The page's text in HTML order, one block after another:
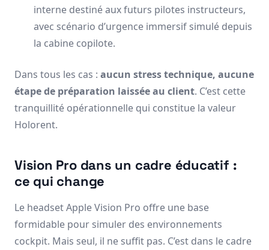
interne destiné aux futurs pilotes instructeurs,
avec scénario d’urgence immersif simulé depuis
la cabine copilote.
Dans tous les cas : aucun stress technique, aucune
étape de préparation laissée au client. C’est cette
tranquillité opérationnelle qui constitue la valeur
Holorent.
Vision Pro dans un cadre éducatif :
ce qui change
Le headset Apple Vision Pro offre une base
formidable pour simuler des environnements
cockpit. Mais seul, il ne suffit pas. C’est dans le cadre